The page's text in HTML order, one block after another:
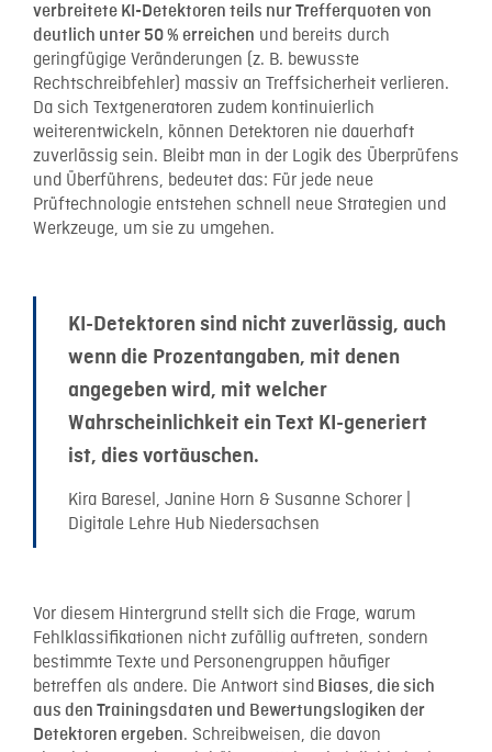
verbreitete KI-Detektoren teils nur Trefferquoten von
deutlich unter 50 % erreichen und bereits durch
geringfügige Veränderungen (z. B. bewusste
Rechtschreibfehler) massiv an Treffsicherheit verlieren.
Da sich Textgeneratoren zudem kontinuierlich
weiterentwickeln, können Detektoren nie dauerhaft
zuverlässig sein. Bleibt man in der Logik des Überprüfens
und Überführens, bedeutet das: Für jede neue
Prüftechnologie entstehen schnell neue Strategien und
Werkzeuge, um sie zu umgehen.
KI-Detektoren sind nicht zuverlässig, auch
wenn die Prozentangaben, mit denen
angegeben wird, mit welcher
Wahrscheinlichkeit ein Text KI-generiert
ist, dies vortäuschen.
Kira Baresel, Janine Horn & Susanne Schorer |
Digitale Lehre Hub Niedersachsen
Vor diesem Hintergrund stellt sich die Frage, warum
Fehlklassifikationen nicht zufällig auftreten, sondern
bestimmte Texte und Personengruppen häufiger
betreffen als andere. Die Antwort sind Biases, die sich
aus den Trainingsdaten und Bewertungslogiken der
Detektoren ergeben. Schreibweisen, die davon